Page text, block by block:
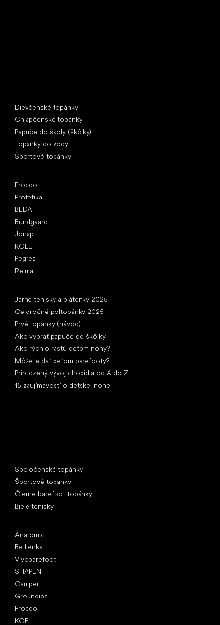
Dievčenské topánky
Chlapčenské topánky
Papuče do školy (škôlky)
Topánky do vody
Športové topánky
Froddo
Protetika
BEDA
Bundgaard
Jonap
KOEL
Pegres
Reima
Jarné tenisky a plátenky 2025
Celoročné poltopánky 2025
Prvé topánky (návod)
Ako vybrať papuče do škôlky
Ako rýchlo rastú deťom nohy?
Môžete dať deťom barefooty?
Prirodzený vývoj chodidla od A do Z
15 zaujímavostí o detskej nohe
Spoločenské topánky
Športové topánky
Čierne barefoot topánky
Biele tenisky
Anatomic
Be Lenka
Vivobarefoot
SHAPEN
Camper
Groundies
Froddo
KOEL